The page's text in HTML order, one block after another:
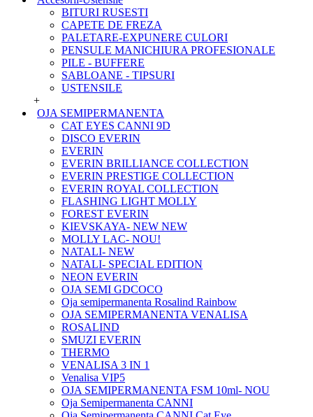
BITURI RUSESTI
CAPETE DE FREZA
PALETARE-EXPUNERE CULORI
PENSULE MANICHIURA PROFESIONALE
PILE - BUFFERE
SABLOANE - TIPSURI
USTENSILE
+
OJA SEMIPERMANENTA
CAT EYES CANNI 9D
DISCO EVERIN
EVERIN
EVERIN BRILLIANCE COLLECTION
EVERIN PRESTIGE COLLECTION
EVERIN ROYAL COLLECTION
FLASHING LIGHT MOLLY
FOREST EVERIN
KIEVSKAYA- NEW NEW
MOLLY LAC- NOU!
NATALI- NEW
NATALI- SPECIAL EDITION
NEON EVERIN
OJA SEMI GDCOCO
Oja semipermanenta Rosalind Rainbow
OJA SEMIPERMANENTA VENALISA
ROSALIND
SMUZI EVERIN
THERMO
VENALISA 3 IN 1
Venalisa VIP5
OJA SEMIPERMANENTA FSM 10ml- NOU
Oja Semipermanenta CANNI